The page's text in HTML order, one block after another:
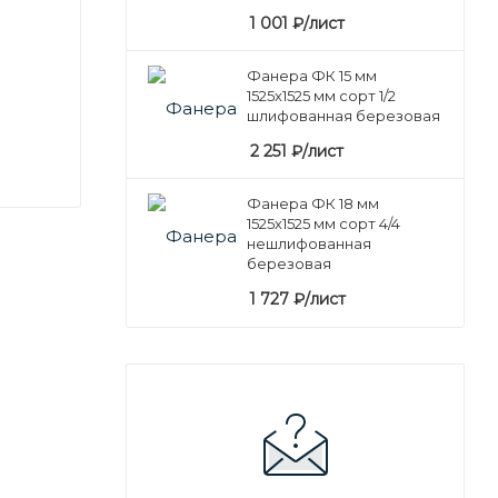
1 001 ₽/лист
Фанера ФК 15 мм
1525х1525 мм сорт 1/2
шлифованная березовая
2 251 ₽/лист
Фанера ФК 18 мм
1525х1525 мм сорт 4/4
нешлифованная
березовая
1 727 ₽/лист